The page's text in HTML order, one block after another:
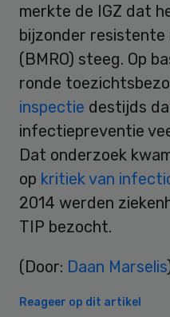
merkte de IGZ dat
bijzonder resistente
(BMRO) steeg. Op
ronde
inspectie destijds
infectiepreventie
Dat onderzoek
op kritiek van
2014 werden
TIP bezocht.
(Door: Daan Marselis
Reageer op dit artikel